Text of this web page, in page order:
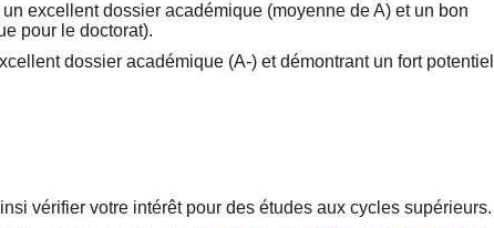
excellent dossier académique (moyenne de A) et un bon
pour le doctorat).
dossier académique (A-) et démontrant un fort potentiel
vérifier votre intérêt pour des études aux cycles supérieurs.